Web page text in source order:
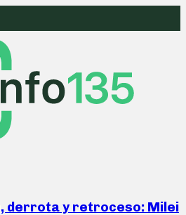
derrota y retroceso: Milei